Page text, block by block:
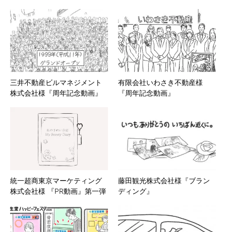
三井不動産ビルマネジメント
株式会社様『周年記念動画』
有限会社いわさき不動産様
『周年記念動画』
統一超商東京マーケティング
株式会社様 『PR動画』第一弾
藤田観光株式会社様『ブラン
ディング』